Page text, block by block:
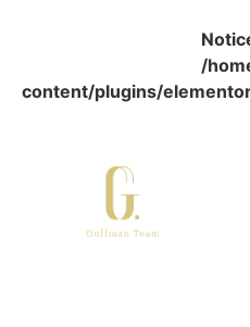
/
content/plugins/